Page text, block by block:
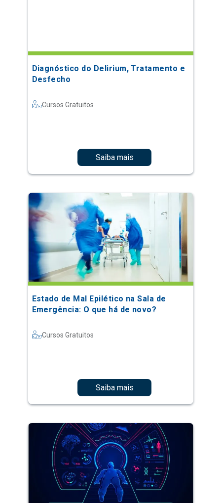
Diagnóstico do Delirium, Tratamento e
Desfecho
Cursos Gratuitos
Saiba mais
Estado de Mal Epilético na Sala de
Emergência: O que há de novo?
Cursos Gratuitos
Saiba mais